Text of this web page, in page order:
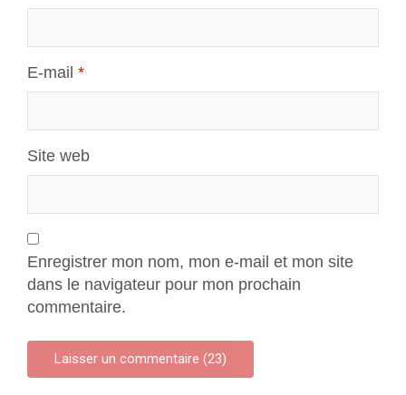
E-mail *
Site web
Enregistrer mon nom, mon e-mail et mon site
dans le navigateur pour mon prochain
commentaire.